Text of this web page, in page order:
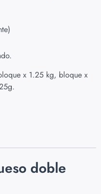
x 1.25 kg, bloque x
doble